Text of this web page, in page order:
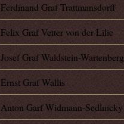
Ferdinand Graf Trattmansdorff
Felix Graf Vetter von der Lilie
Josef Graf Waldstein-Wartenberg
Ernst Graf Wallis
Anton Garf Widmann-Sedlnicky